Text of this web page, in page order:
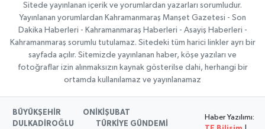
Sitede yayınlanan içerik ve yorumlardan yazarları sorumludur.
Yayınlanan yorumlardan Kahramanmaraş Manşet Gazetesi - Son
Dakika Haberleri - Kahramanmaraş Haberleri - Asayiş Haberleri -
Kahramanmaraş sorumlu tutulamaz. Sitedeki tüm harici linkler ayrı bir
sayfada açılır. Sitemizde yayınlanan haber, köşe yazıları ve
fotoğraflar izin alınmaksızın kaynak gösterilse dahi, herhangi bir
ortamda kullanılamaz ve yayınlanamaz
BÜYÜKŞEHİR
ONİKİŞUBAT
DULKADİROĞLU
TÜRKİYE GÜNDEMİ
Haber Yazılımı: